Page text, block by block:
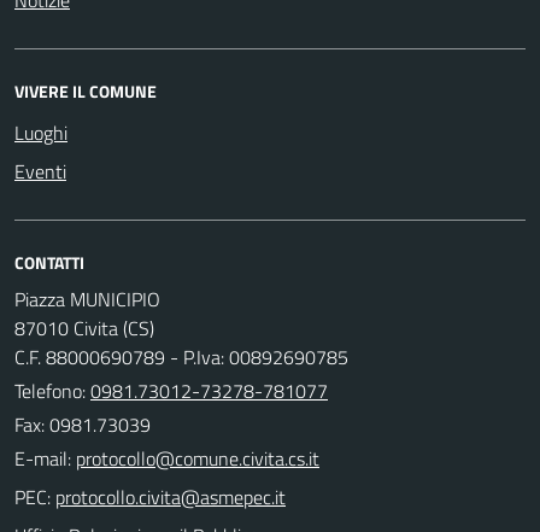
VIVERE IL COMUNE
Luoghi
Eventi
CONTATTI
Piazza MUNICIPIO
87010 Civita (CS)
C.F. 88000690789 - P.Iva: 00892690785
Telefono:0981.73012-73278-781077
Fax: 0981.73039
E-mail:
PEC: